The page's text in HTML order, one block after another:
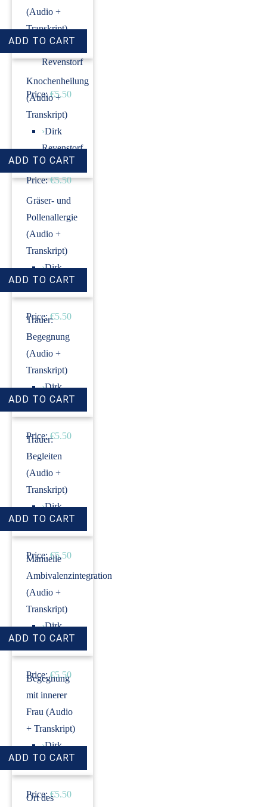
(Audio +
Transkript)
›Dirk
Revenstorf
Price: €5.50
Knochenheilung
(Audio +
Transkript)
›Dirk
Revenstorf
Price: €5.50
Gräser- und
Pollenallergie
(Audio +
Transkript)
›Dirk
Revenstorf
Price: €5.50
Trauer:
Begegnung
(Audio +
Transkript)
›Dirk
Revenstorf
Price: €5.50
Trauer:
Begleiten
(Audio +
Transkript)
›Dirk
Revenstorf
Price: €5.50
Manuelle
Ambivalenzintegration
(Audio +
Transkript)
›Dirk
Revenstorf
Price: €5.50
Begegnung
mit innerer
Frau (Audio
+ Transkript)
›Dirk
Revenstorf
Price: €5.50
Ort des